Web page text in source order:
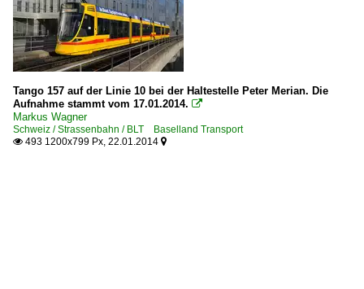
Tango 157 auf der Linie 10 bei der Haltestelle Peter Merian. Die
Aufnahme stammt vom 17.01.2014. 
Markus Wagner
Schweiz / Strassenbahn / BLT Baselland Transport
 493 1200x799 Px, 22.01.2014 